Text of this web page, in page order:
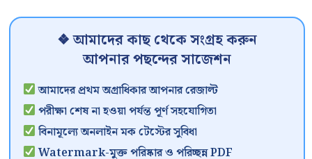
❖ আমাদের কাছ থেকে সংগ্রহ করুন
আপনার পছন্দের সাজেশন
আমাদের প্রথম অগ্রাধিকার আপনার রেজাল্ট
পরীক্ষা শেষ না হওয়া পর্যন্ত পূর্ণ সহযোগিতা
বিনামূল্যে অনলাইন মক টেস্টের সুবিধা
Watermark-মুক্ত পরিষ্কার ও পরিচ্ছন্ন PDF